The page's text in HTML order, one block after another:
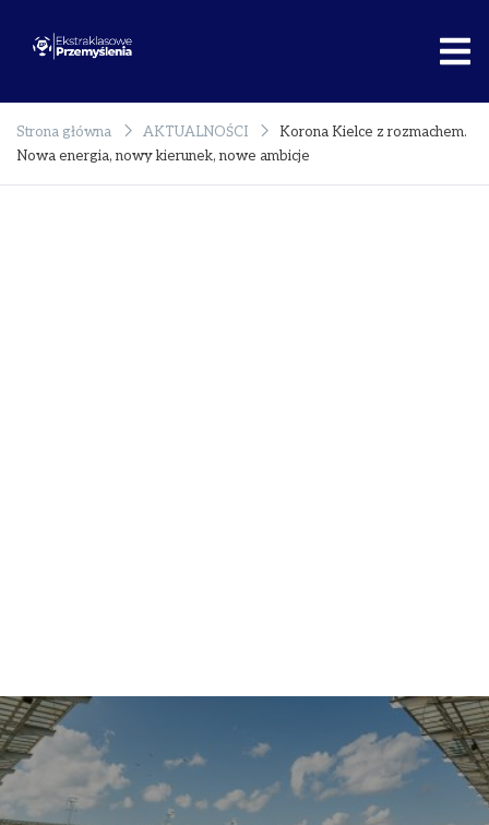
Przemyślenia
Strona główna AKTUALNOŚCI
Korona Kielce z rozmachem.
Nowa energia, nowy kierunek, nowe ambicje